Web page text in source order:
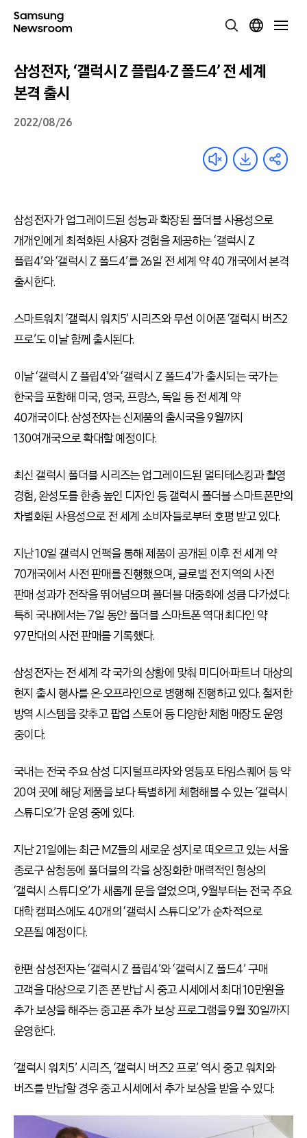
삼성전자, ‘갤럭시 Z 플립4·Z 폴드4’ 전 세계
본격 출시
2022/08/26
삼성전자가 업그레이드된 성능과 확장된 폴더블 사용성으로
개개인에게 최적화된 사용자 경험을 제공하는‘갤럭시 Z
플립4’와‘갤럭시 Z 폴드4’를 26일 전 세계 약 40 개국에서 본격
출시한다.
스마트워치 ‘갤럭시 워치5’ 시리즈와 무선 이어폰‘갤럭시 버즈2
프로’도 이날 함께 출시된다.
이날‘갤럭시 Z 플립4’와‘갤럭시 Z 폴드4’가 출시되는 국가는
한국을 포함해 미국, 영국, 프랑스, 독일 등 전 세계 약
40개국이다. 삼성전자는 신제품의 출시국을 9월까지
130여개국으로 확대할 예정이다.
최신 갤럭시 폴더블 시리즈는 업그레이드된 멀티테스킹과 촬영
경험, 완성도를 한층 높인 디자인 등 갤럭시 폴더블 스마트폰만의
차별화된 사용성으로 전 세계 소비자들로부터 호평 받고 있다.
지난 10일 갤럭시 언팩을 통해 제품이 공개된 이후 전 세계 약
70개국에서 사전 판매를 진행했으며, 글로벌 전 지역의 사전
판매 성과가 전작을 뛰어넘으며 폴더블 대중화에 성큼 다가섰다.
특히 국내에서는 7일 동안 폴더블 스마트폰 역대 최다인 약
97만대의 사전 판매를 기록했다.
삼성전자는 전 세계 각 국가의 상황에 맞춰 미디어·파트너 대상의
현지 출시 행사를 온∙오프라인으로 병행해 진행하고 있다. 철저한
방역 시스템을 갖추고 팝업 스토어 등 다양한 체험 매장도 운영
중이다.
국내는 전국 주요 삼성 디지털프라자와 영등포 타임스퀘어 등 약
20여 곳에 해당 제품을 보다 특별하게 체험해볼 수 있는‘갤럭시
스튜디오’가 운영 중에 있다.
지난 21일에는 최근 MZ들의 새로운 성지로 떠오르고 있는 서울
종로구 삼청동에 폴더블의 각을 상징화한 매력적인 형상의
‘갤럭시 스튜디오’가 새롭게 문을 열었으며, 9월부터는 전국 주요
대학 캠퍼스에도 40개의‘갤럭시 스튜디오’가 순차적으로
오픈될 예정이다.
한편 삼성전자는‘갤럭시 Z 플립4’와‘갤럭시 Z 폴드4’ 구매
고객을 대상으로 기존 폰 반납 시 중고 시세에서 최대 10만원을
추가 보상을 해주는 중고폰 추가 보상 프로그램을 9월 30일까지
운영한다.
‘갤럭시 워치5’ 시리즈, ‘갤럭시 버즈2 프로’ 역시 중고 워치와
버즈를 반납할 경우 중고 시세에서 추가 보상을 받을 수 있다.